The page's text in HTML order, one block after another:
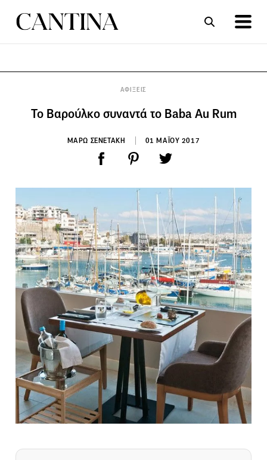
ΑΦΙΞΕΙΣ
Το Βαρούλκο συναντά το Baba Au Rum
ΜΑΡΩ ΣΕΝΕΤΑΚΗ 01 ΜΑΪΟΥ 2017